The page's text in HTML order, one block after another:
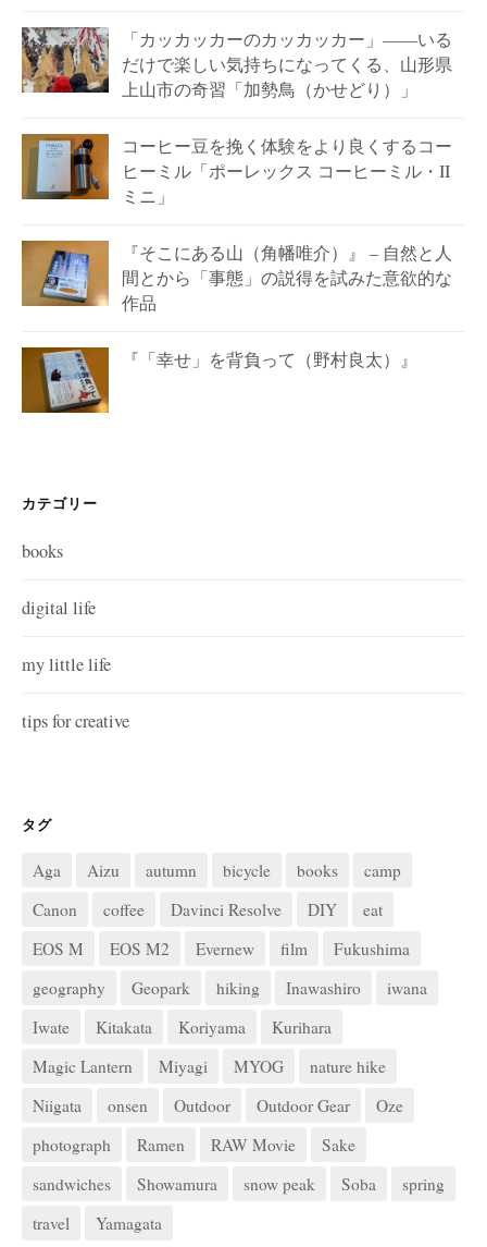
「カッカッカーのカッカッカー」——いる
だけで楽しい気持ちになってくる、山形県
上山市の奇習「加勢鳥（かせどり）」
コーヒー豆を挽く体験をより良くするコー
ヒーミル「ポーレックス コーヒーミル・II
ミニ」
『そこにある山（角幡唯介）』 – 自然と人
間とから「事態」の説得を試みた意欲的な
作品
『「幸せ」を背負って（野村良太）』
カテゴリー
books
digital life
my little life
tips for creative
タグ
Aga Aizu autumn bicycle books
camp
Canon
coffee Davinci Resolve DIY
eat
EOS M
EOS M2 Evernew film
Fukushima
geography
Geopark hiking Inawashiro
iwana
Iwate
Kitakata Koriyama
Kurihara
Magic Lantern
Miyagi MYOG
nature hike
Niigata
onsen Outdoor Outdoor Gear
Oze
photograph
Ramen RAW Movie
Sake
sandwiches
Showamura snow peak Soba
spring
travel
Yamagata